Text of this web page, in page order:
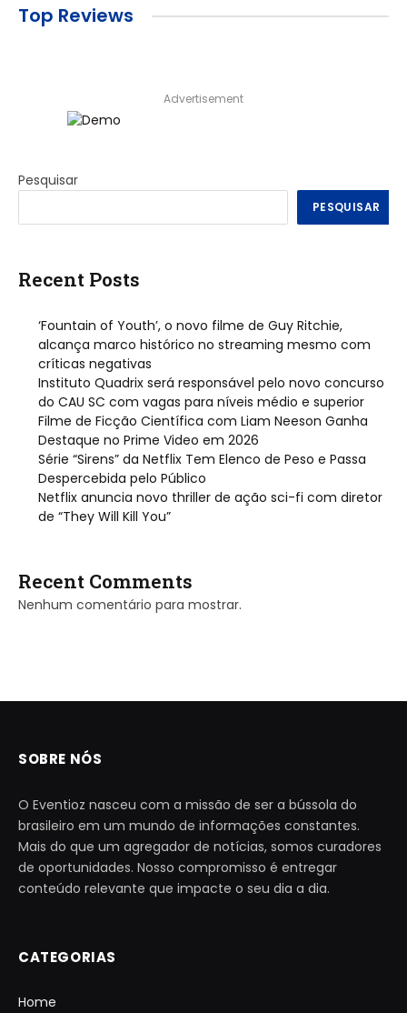
Top Reviews
Advertisement
Pesquisar
PESQUISAR
Recent Posts
‘Fountain of Youth’, o novo filme de Guy Ritchie,
alcança marco histórico no streaming mesmo com
críticas negativas
Instituto Quadrix será responsável pelo novo concurso
do CAU SC com vagas para níveis médio e superior
Filme de Ficção Científica com Liam Neeson Ganha
Destaque no Prime Video em 2026
Série “Sirens” da Netflix Tem Elenco de Peso e Passa
Despercebida pelo Público
Netflix anuncia novo thriller de ação sci-fi com diretor
de “They Will Kill You”
Recent Comments
Nenhum comentário para mostrar.
SOBRE NÓS
O Eventioz nasceu com a missão de ser a bússola do
brasileiro em um mundo de informações constantes.
Mais do que um agregador de notícias, somos curadores
de oportunidades. Nosso compromisso é entregar
conteúdo relevante que impacte o seu dia a dia.
CATEGORIAS
Home